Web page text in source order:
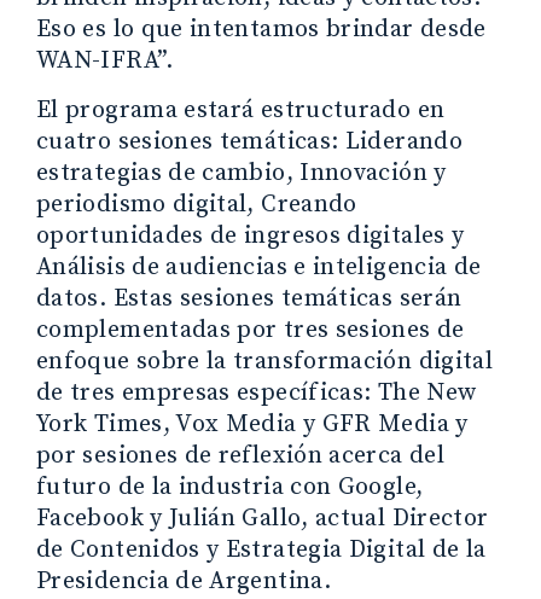
Eso es lo que intentamos brindar desde
WAN-IFRA”.
El programa estará estructurado en
cuatro sesiones temáticas: Liderando
estrategias de cambio, Innovación y
periodismo digital, Creando
oportunidades de ingresos digitales y
Análisis de audiencias e inteligencia de
datos. Estas sesiones temáticas serán
complementadas por tres sesiones de
enfoque sobre la transformación digital
de tres empresas específicas: The New
York Times, Vox Media y GFR Media y
por sesiones de reflexión acerca del
futuro de la industria con Google,
Facebook y Julián Gallo, actual Director
de Contenidos y Estrategia Digital de la
Presidencia de Argentina.